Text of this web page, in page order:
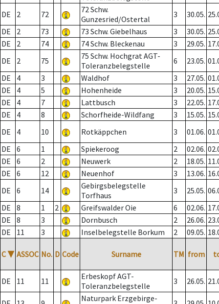
DE 2 72
72 Schw.
Gunzesried/Ostertal
3 30.05.
DE
2 73 73 Schw. Giebelhaus 3 30.05.
DE
2 74 74 Schw. Bleckenau 3 29.05.
DE
2 75
75 Schw. Hochgrat AGT-
Toleranzbelegstelle
6 23.05.
DE
4 3 Waldhof 3 27.05.
DE
4 5 Hohenheide 3 20.05.
DE
4 7 Lattbusch 3 22.05.
DE
4 8 Schorfheide-Wildfang 3 15.05.
DE
4 10 Rotkäppchen 3 01.06.
DE
6 1 Spiekeroog 2 02.06.
DE
6 2 Neuwerk 2 18.05.
DE
6 12 Neuenhof 3 13.06.
DE
6 14
Gebirgsbelegstelle
Torfhaus
3 25.05.
DE
8 1 2 Greifswalder Oie 6 02.06.
DE
8 3 Dornbusch 2 26.06.
DE
11 3 Inselbelegstelle Borkum 2 09.05.
C ▼ ASSOC No. D Code Surname TM from
DE 11 11
Erbeskopf AGT-
Toleranzbelegstelle
3 26.05.
Naturpark Erzgebirge-